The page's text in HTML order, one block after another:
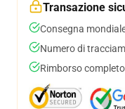
Transazione
Consegna
Numero di
Rimborso